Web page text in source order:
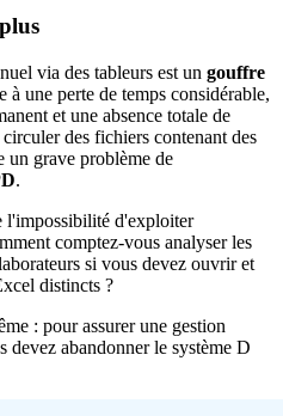
via des tableurs est un gouffre
à une perte de temps considérable,
et une absence totale de
des fichiers contenant des
un grave problème de
.
l'impossibilité d'exploiter
comptez-vous analyser les
si vous devez ouvrir et
distincts ?
: pour assurer une gestion
devez abandonner le système D